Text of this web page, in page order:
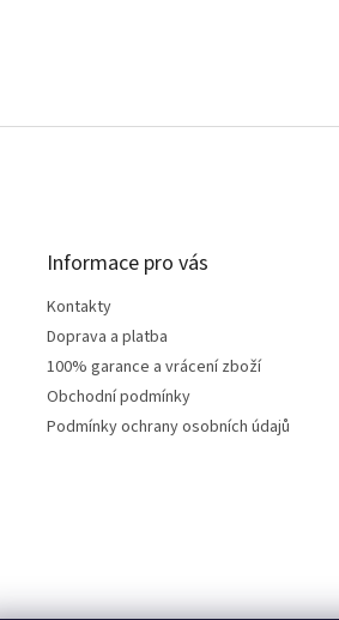
Informace pro vás
Kontakty
Doprava a platba
100% garance a vrácení zboží
Obchodní podmínky
Podmínky ochrany osobních údajů